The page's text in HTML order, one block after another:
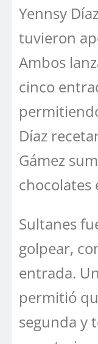
Yennsy
tuvieron
Ambos
cinco
Díaz
Gámez
chocolates
Sultanes
golpear,
entrada.
permitió
segunda y